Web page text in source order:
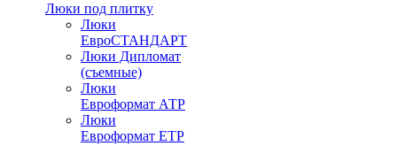
Люки под плитку
Люки
ЕвроСТАНДАРТ
Люки Дипломат
(съемные)
Люки
Евроформат АТР
Люки
Евроформат ЕТР